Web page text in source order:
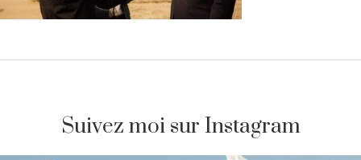
Suivez moi sur Instagram